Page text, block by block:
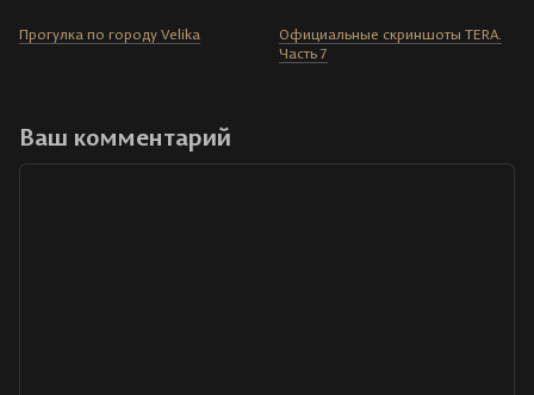
Прогулка по городу Velika
Официальные скриншоты TERA.
Часть 7
Ваш комментарий